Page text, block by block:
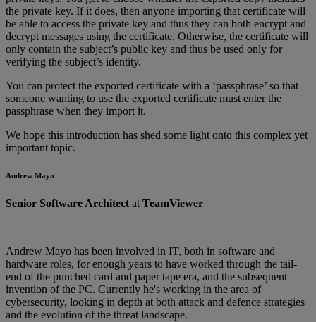
the private key. If it does, then anyone importing that certificate will
be able to access the private key and thus they can both encrypt and
decrypt messages using the certificate. Otherwise, the certificate will
only contain the subject’s public key and thus be used only for
verifying the subject’s identity.
You can protect the exported certificate with a ‘passphrase’ so that
someone wanting to use the exported certificate must enter the
passphrase when they import it.
We hope this introduction has shed some light onto this complex yet
important topic.
Andrew Mayo
Senior Software Architect atTeamViewer
Andrew Mayo has been involved in IT, both in software and
hardware roles, for enough years to have worked through the tail-
end of the punched card and paper tape era, and the subsequent
invention of the PC. Currently he's working in the area of
cybersecurity, looking in depth at both attack and defence strategies
and the evolution of the threat landscape.